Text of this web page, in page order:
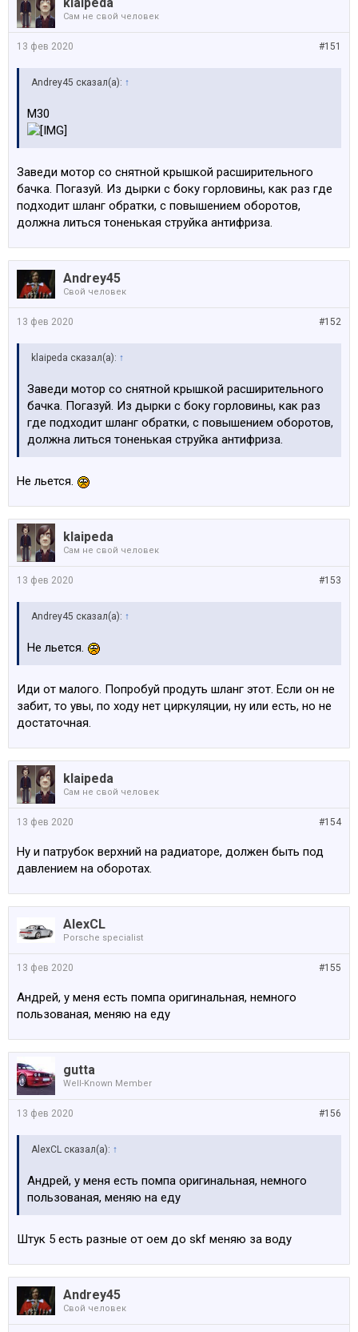
Сам не свой человек
#151
13 фев 2020
Andrey45 сказал(а): ↑
M30
Заведи мотор со снятной крышкой расширительного
бачка. Погазуй. Из дырки с боку горловины, как раз где
подходит шланг обратки, с повышением оборотов,
должна литься тоненькая струйка антифриза.
Andrey45
Свой человек
#152
13 фев 2020
klaipeda сказал(а): ↑
Заведи мотор со снятной крышкой расширительного
бачка. Погазуй. Из дырки с боку горловины, как раз
где подходит шланг обратки, с повышением оборотов,
должна литься тоненькая струйка антифриза.
Не льется.
klaipeda
Сам не свой человек
#153
13 фев 2020
Andrey45 сказал(а): ↑
Не льется.
Иди от малого. Попробуй продуть шланг этот. Если он не
забит, то увы, по ходу нет циркуляции, ну или есть, но не
достаточная.
klaipeda
Сам не свой человек
#154
13 фев 2020
Ну и патрубок верхний на радиаторе, должен быть под
давлением на оборотах.
AlexCL
Porsche specialist
#155
13 фев 2020
Андрей, у меня есть помпа оригинальная, немного
пользованая, меняю на еду
gutta
Well-Known Member
#156
13 фев 2020
AlexCL сказал(а): ↑
Андрей, у меня есть помпа оригинальная, немного
пользованая, меняю на еду
Штук 5 есть разные от оем до skf меняю за воду
Andrey45
Свой человек